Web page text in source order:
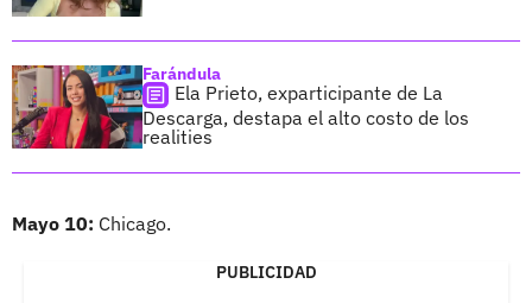
Farándula
Ela Prieto, exparticipante de La
Descarga, destapa el alto costo de los
realities
Mayo 10: Chicago.
PUBLICIDAD